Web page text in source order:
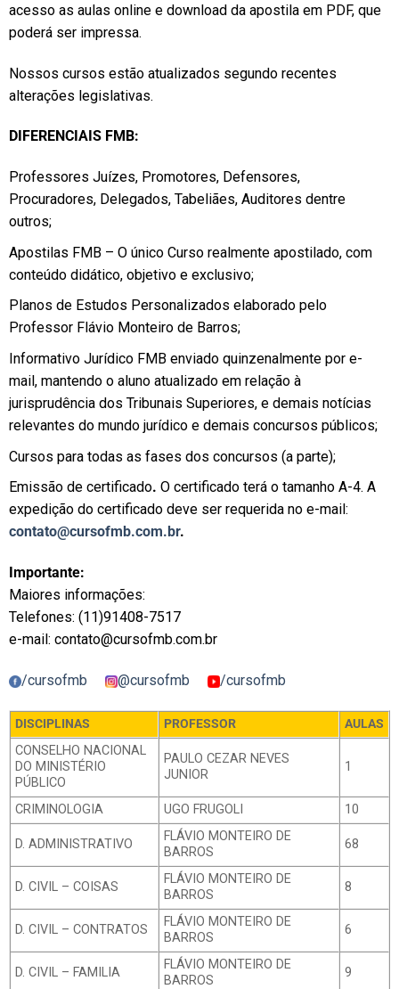
acesso as aulas online e download da apostila em PDF, que
poderá ser impressa.
Nossos cursos estão atualizados segundo recentes
alterações legislativas.
DIFERENCIAIS FMB:
Professores Juízes, Promotores, Defensores,
Procuradores, Delegados, Tabeliães, Auditores dentre
outros;
Apostilas FMB – O único Curso realmente apostilado, com
conteúdo didático, objetivo e exclusivo;
Planos de Estudos Personalizados elaborado pelo
Professor Flávio Monteiro de Barros;
Informativo Jurídico FMB enviado quinzenalmente por e-
mail, mantendo o aluno atualizado em relação à
jurisprudência dos Tribunais Superiores, e demais notícias
relevantes do mundo jurídico e demais concursos públicos;
Cursos para todas as fases dos concursos (a parte);
Emissão de certificado. O certificado terá o tamanho A-4. A
expedição do certificado deve ser requerida no e-mail:
contato@cursofmb.com.br.
Importante:
Maiores informações:
Telefones: (11)91408-7517
e-mail: contato@cursofmb.com.br
/cursofmb @cursofmb /cursofmb
DISCIPLINAS PROFESSOR
AULAS
CONSELHO NACIONAL
DO MINISTÉRIO
PÚBLICO
PAULO CEZAR NEVES
JUNIOR
1
CRIMINOLOGIA UGO FRUGOLI 10
D. ADMINISTRATIVO
FLÁVIO MONTEIRO DE
BARROS
68
D. CIVIL – COISAS
FLÁVIO MONTEIRO DE
BARROS
8
D. CIVIL – CONTRATOS
FLÁVIO MONTEIRO DE
BARROS
6
D. CIVIL – FAMILIA
FLÁVIO MONTEIRO DE
BARROS
9